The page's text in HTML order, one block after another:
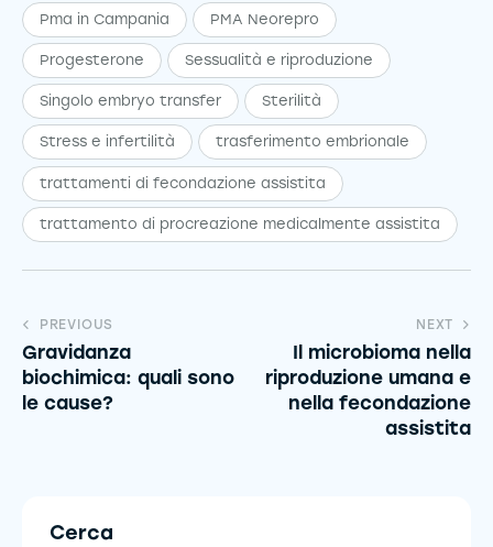
Pma in Campania PMA Neorepro
Progesterone Sessualità e riproduzione
Singolo embryo transfer Sterilità
Stress e infertilità trasferimento embrionale
trattamenti di fecondazione assistita
trattamento di procreazione medicalmente assistita
PREVIOUS
Gravidanza
biochimica: quali sono
le cause?
NEXT
Il microbioma nella
riproduzione umana e
nella fecondazione
assistita
Cerca